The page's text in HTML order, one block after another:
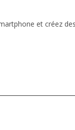
et créez